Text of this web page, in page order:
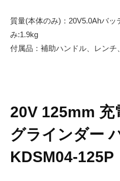
質量(本体のみ)：20V5.0Ahバ
み:1.9kg
付属品：補助ハンドル、レンチ
20V 125mm 充
グラインダー
KDSM04-125P